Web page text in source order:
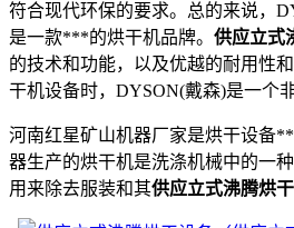
符合现代环保的要求。总的来说，
是一款***的烘干机品牌。 供应立式
的技术和功能，以及优越的耐用性
干机设备时，DYSON(戴森)是一个
河南红星矿山机器厂家是烘干设备
器生产的烘干机是洗涤机械中的一
用来除去服装和其供应立式沸腾烘